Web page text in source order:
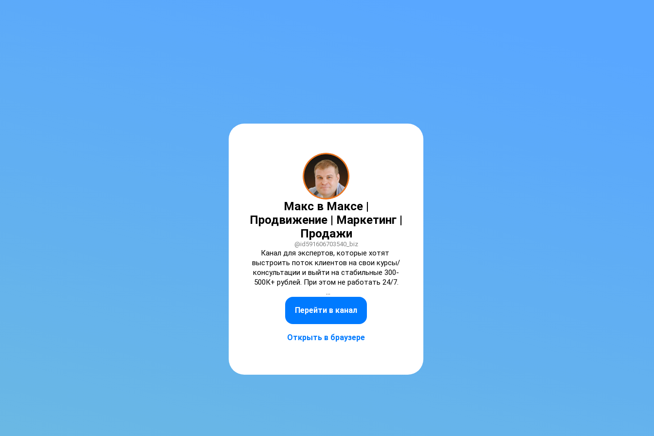
Макс в Максе |
Продвижение | Маркетинг |
Продажи
@id591606703540_biz
Канал для экспертов, которые хотят
выстроить поток клиентов на свои курсы/
консультации и выйти на стабильные 300-
500К+ рублей. При этом не работать 24/7.
Написать мне: 6max.ru/maxvinokurov
Перейти в канал
Открыть в браузере